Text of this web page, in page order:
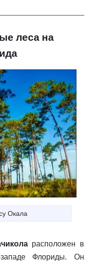
леса на
Окала
расположен в
Флориды. Он